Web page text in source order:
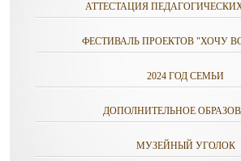
АТТЕСТАЦИЯ
ФЕСТИВАЛЬ ПРОЕКТОВ "ХОЧУ
2024 ГОД СЕМЬИ
ДОПОЛНИТЕЛЬНОЕ
МУЗЕЙНЫЙ УГОЛОК